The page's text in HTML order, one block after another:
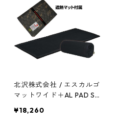
北沢株式会社 / エスカルゴ
マットワイド＋AL PAD SH
¥18,260